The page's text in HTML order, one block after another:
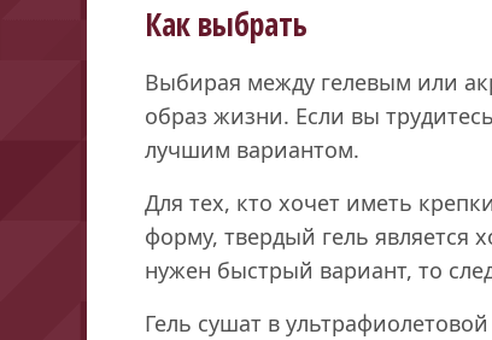
Как выбрать
Выбирая между гелевым или
образ жизни. Если вы
лучшим вариантом.
Для тех, кто хочет иметь
форму, твердый гель
нужен быстрый вариант, то
Гель сушат в